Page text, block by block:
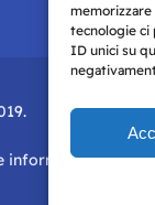
tecnologie ci
ID unici su
informazioni in